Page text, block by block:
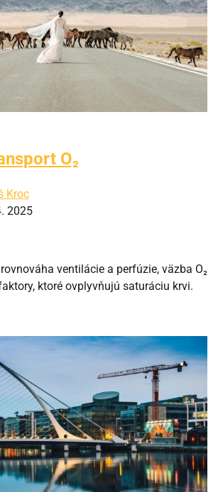
O₂
Kroc
2025
ventilácie a perfúzie, väzba O₂
ktoré ovplyvňujú saturáciu krvi.